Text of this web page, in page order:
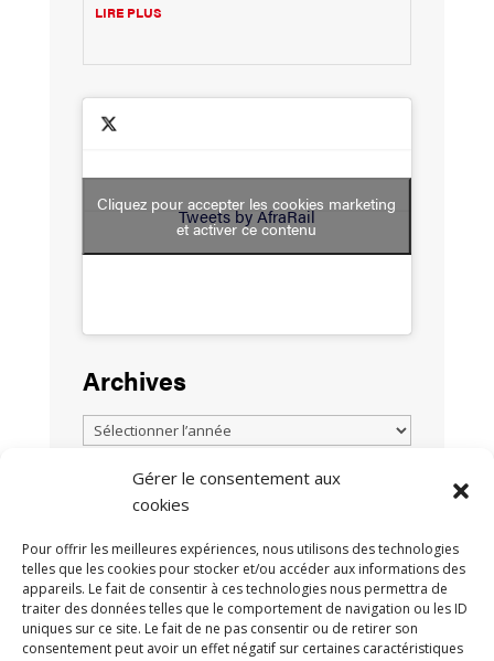
Gérer le consentement aux
cookies
Pour offrir les meilleures expériences, nous utilisons des technologies
telles que les cookies pour stocker et/ou accéder aux informations des
appareils. Le fait de consentir à ces technologies nous permettra de
traiter des données telles que le comportement de navigation ou les ID
uniques sur ce site. Le fait de ne pas consentir ou de retirer son
consentement peut avoir un effet négatif sur certaines caractéristiques
LIRE PLUS
Tweets by AfraRail
Cliquez pour accepter les cookies marketing
et activer ce contenu
Archives
TOUTES LES ACTUALITÉS